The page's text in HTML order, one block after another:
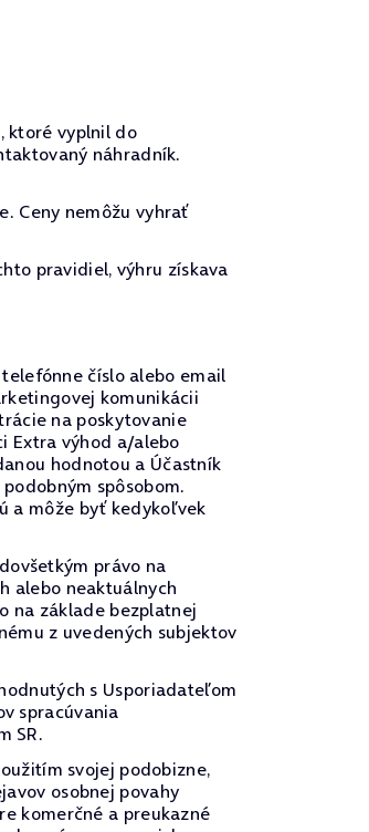
ktoré vyplnil do
náhradník.
Ceny nemôžu vyhrať
pravidiel, výhru získava
číslo alebo email
komunikácii
na poskytovanie
Extra výhod a/alebo
hodnotou a Účastník
spôsobom.
a môže byť kedykoľvek
právo na
alebo neaktuálnych
na základe bezplatnej
z uvedených subjektov
s Usporiadateľom
spracúvania
SR.
svojej podobizne,
osobnej povahy
komerčné a preukazné